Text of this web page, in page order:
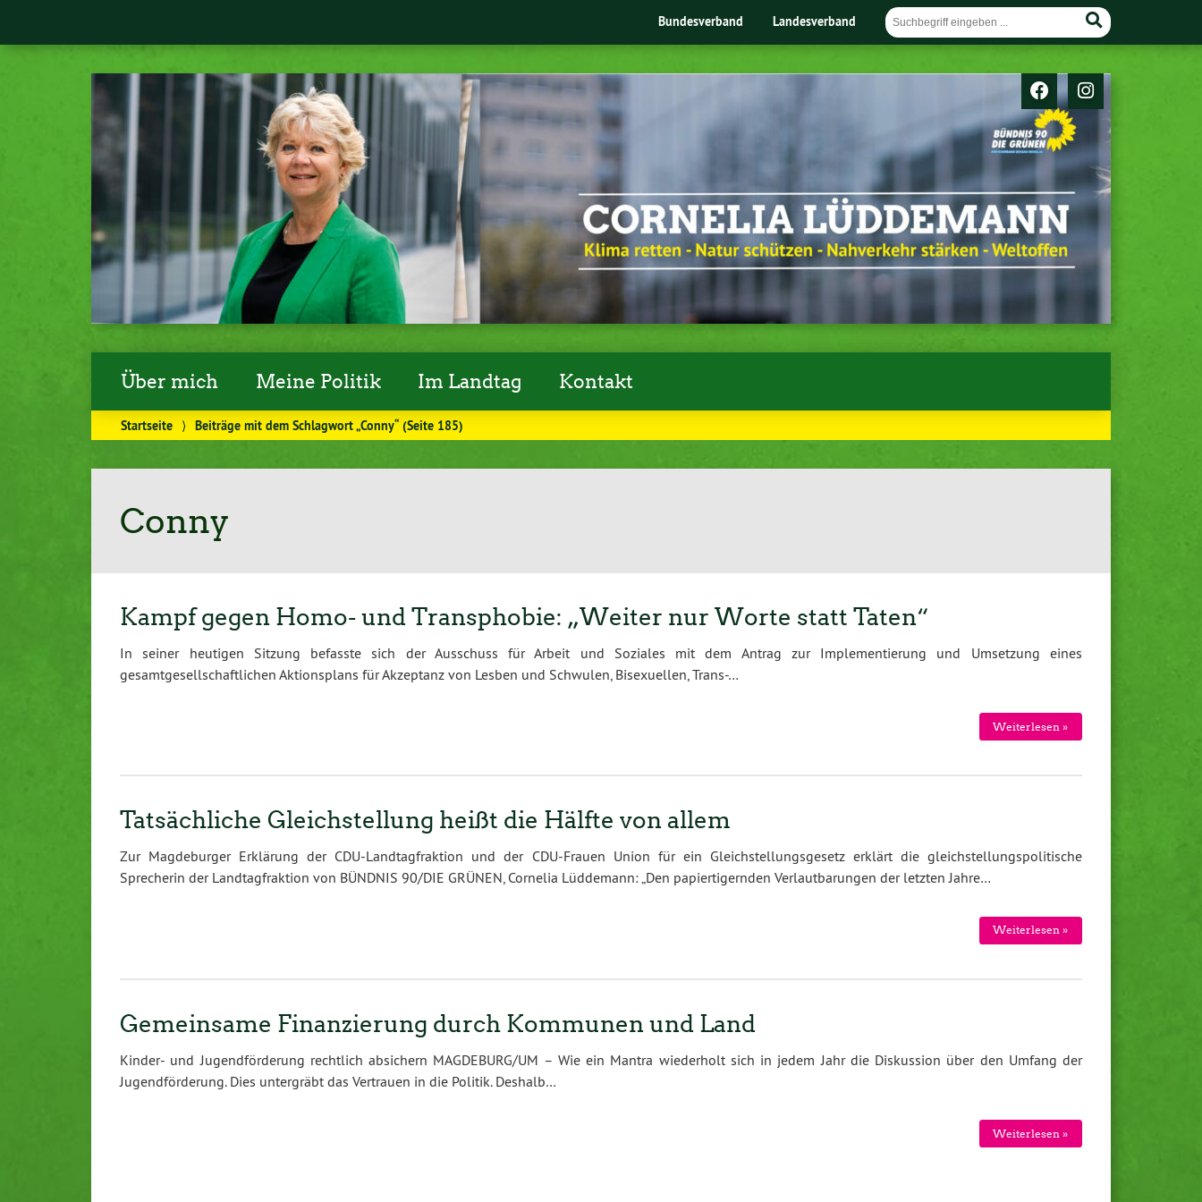
Bundesverband Landesverband
Über mich Meine Politik Im Landtag Kontakt
Startseite ⟩ Beiträge mit dem Schlagwort „Conny“(Seite 185)
Conny
Kampf gegen Homo- und Transphobie: „Weiter nur Worte statt Taten“
In seiner heutigen Sitzung befasste sich der Ausschuss für Arbeit und Soziales mit dem Antrag zur Implementierung und Umsetzung eines
gesamtgesellschaftlichen Aktionsplans für Akzeptanz von Lesben und Schwulen, Bisexuellen, Trans-…
Weiterlesen »
Tatsächliche Gleichstellung heißt die Hälfte von allem
Zur Magdeburger Erklärung der CDU-Landtagfraktion und der CDU-Frauen Union für ein Gleichstellungsgesetz erklärt die gleichstellungspolitische
Sprecherin der Landtagfraktion von BÜNDNIS 90/DIE GRÜNEN, Cornelia Lüddemann: „Den papiertigernden Verlautbarungen der letzten Jahre…
Weiterlesen »
Gemeinsame Finanzierung durch Kommunen und Land
Kinder- und Jugendförderung rechtlich absichern MAGDEBURG/UM – Wie ein Mantra wiederholt sich in jedem Jahr die Diskussion über den Umfang der
Jugendförderung. Dies untergräbt das Vertrauen in die Politik. Deshalb…
Weiterlesen »